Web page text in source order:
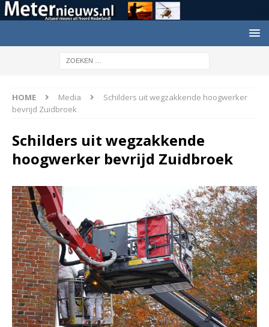
HOME Media
Schilders uit wegzakkende hoogwerker
bevrijd Zuidbroek
Schilders uit wegzakkende
hoogwerker bevrijd Zuidbroek